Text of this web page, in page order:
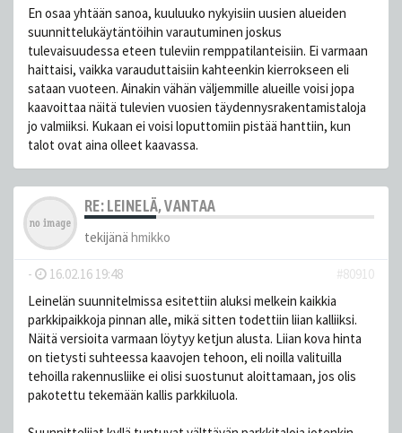
En osaa yhtään sanoa, kuuluuko nykyisiin uusien alueiden
suunnittelukäytäntöihin varautuminen joskus
tulevaisuudessa eteen tuleviin remppatilanteisiin. Ei varmaan
haittaisi, vaikka varauduttaisiin kahteenkin kierrokseen eli
sataan vuoteen. Ainakin vähän väljemmille alueille voisi jopa
kaavoittaa näitä tulevien vuosien täydennysrakentamistaloja
jo valmiiksi. Kukaan ei voisi loputtomiin pistää hanttiin, kun
talot ovat aina olleet kaavassa.
RE: LEINELÄ, VANTAA
tekijänä hmikko
- 16.02.16 19:48
#80910
Leinelän suunnitelmissa esitettiin aluksi melkein kaikkia
parkkipaikkoja pinnan alle, mikä sitten todettiin liian kalliiksi.
Näitä versioita varmaan löytyy ketjun alusta. Liian kova hinta
on tietysti suhteessa kaavojen tehoon, eli noilla valituilla
tehoilla rakennusliike ei olisi suostunut aloittamaan, jos olis
pakotettu tekemään kallis parkkiluola.